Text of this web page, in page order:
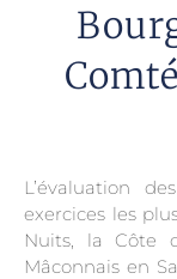
L’évaluation
exercices les
Nuits, la Côte
Mâconnais en